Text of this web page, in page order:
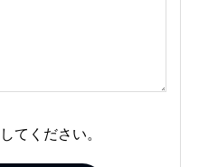
てください。